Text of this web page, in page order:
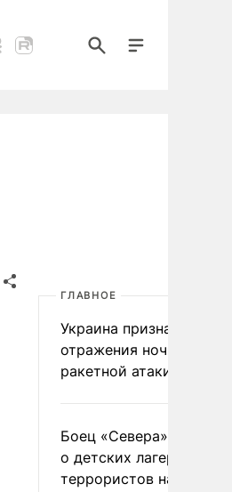
ГЛАВНОЕ
Украина признала
отражения ночной
ракетной атаки
Боец «Севера»
о детских лагерях
террористов на